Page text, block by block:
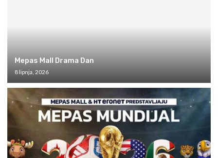
Mepas Mall Drama Dan
8 lipnja, 2026